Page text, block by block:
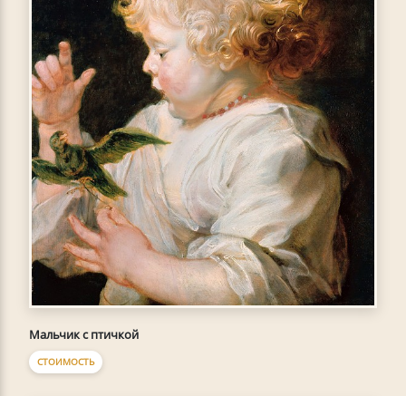
Мальчик с птичкой
СТОИМОСТЬ